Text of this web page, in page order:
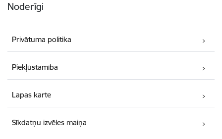
Noderīgi
Privātuma politika
Piekļūstamība
Lapas karte
Sīkdatņu izvēles maiņa